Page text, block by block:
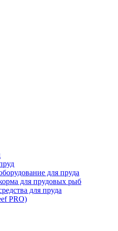
для пруда
для прудовых рыб
для пруда
PRO)